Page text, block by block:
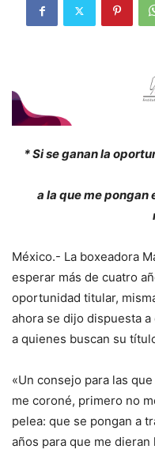
* Si se ganan la
a la que me
México.- La boxeadora
esperar más de cuatro
oportunidad titular,
ahora se dijo dispuesta
a quienes buscan su
«Un consejo para las
me coroné, primero no
pelea: que se pongan a
años para que me